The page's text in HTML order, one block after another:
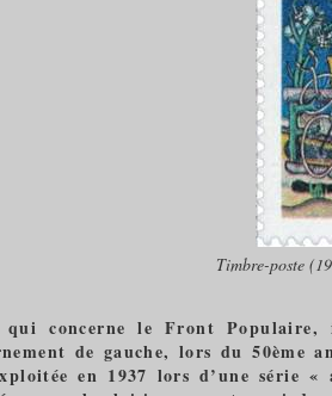
Timbre-poste
qui concerne le Front
de gauche, lors du 50ème
en 1937 lors d’une série